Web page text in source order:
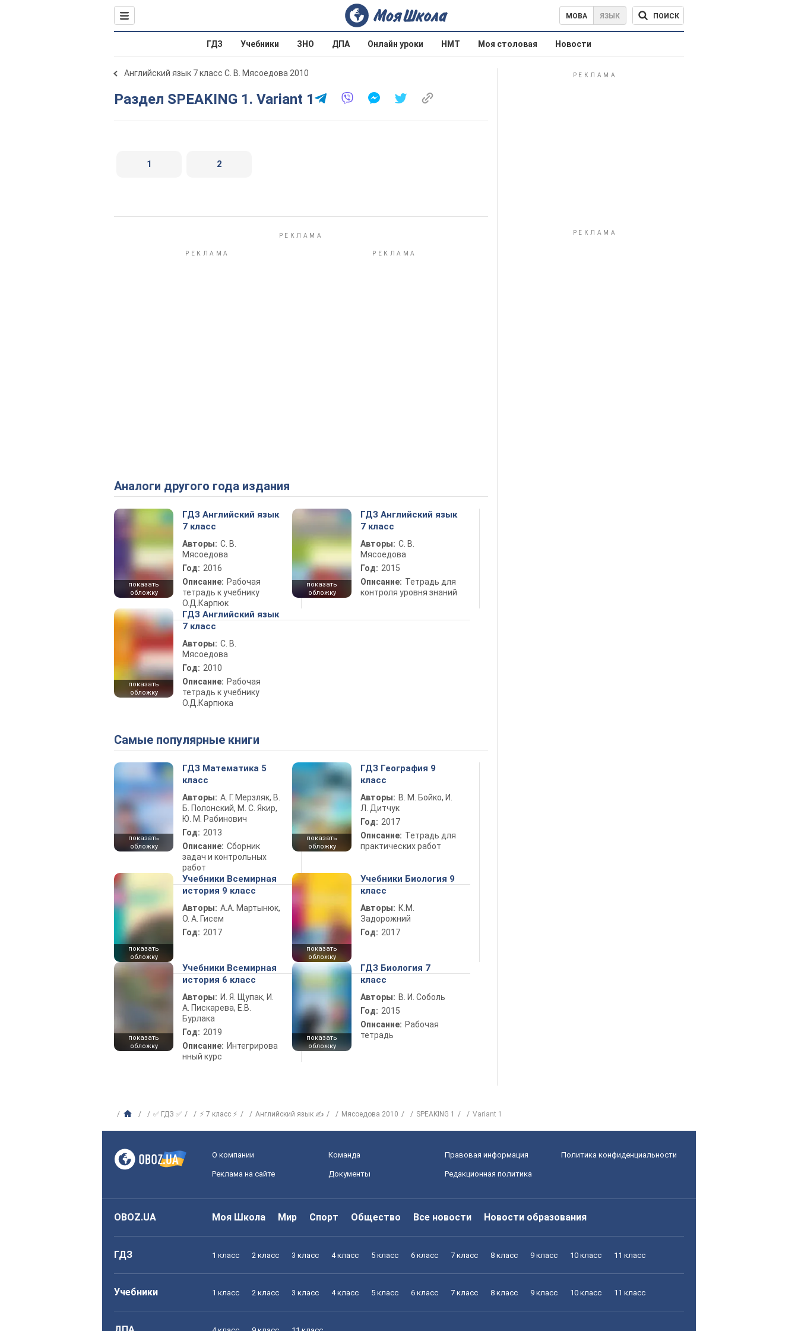
МОВА ЯЗЫК ПОИСК
ГДЗ Учебники ЗНО ДПА Онлайн уроки НМТ Моя столовая Новости
Английский язык 7 класс С. В. Мясоедова 2010
Раздел SPEAKING 1. Variant 1
1 2
Аналоги другого года издания
показать
обложку
ГДЗ Английский язык
7 класс
Авторы: С. В.
Мясоедова
Год: 2016
Описание: Рабочая
тетрадь к учебнику
О.Д.Карпюк
показать
обложку
ГДЗ Английский язык
7 класс
Авторы: С. В.
Мясоедова
Год: 2015
Описание: Тетрадь для
контроля уровня знаний
показать
обложку
ГДЗ Английский язык
7 класс
Авторы: С. В.
Мясоедова
Год: 2010
Описание: Рабочая
тетрадь к учебнику
О.Д.Карпюка
Самые популярные книги
показать
обложку
ГДЗ Математика 5
класс
Авторы: А. Г. Мерзляк, В.
Б. Полонский, М. С. Якир,
Ю. М. Рабинович
Год: 2013
Описание: Сборник
задач и контрольных
работ
показать
обложку
ГДЗ География 9
класс
Авторы: В. М. Бойко, И.
Л. Дитчук
Год: 2017
Описание: Тетрадь для
практических работ
показать
обложку
Учебники Всемирная
история 9 класс
Авторы: А.А. Мартынюк,
О. А. Гисем
Год: 2017
показать
обложку
Учебники Биология 9
класс
Авторы: К.М.
Задорожний
Год: 2017
показать
обложку
Учебники Всемирная
история 6 класс
Авторы: И. Я. Щупак, И.
А. Пискарева, Е.В.
Бурлака
Год: 2019
Описание: Интегрирова
нный курс
показать
обложку
ГДЗ Биология 7
класс
Авторы: В. И. Соболь
Год: 2015
Описание: Рабочая
тетрадь
✅ ГДЗ ✅ ⚡ 7 класс ⚡ Английский язык ✍ Мясоедова 2010 SPEAKING 1 Variant 1
О компании Команда Правовая информация Политика конфиденциальности
Реклама на сайте Документы Редакционная политика
OBOZ.UA Моя Школа Мир Спорт Общество Все новости Новости образования
ГДЗ 1 класс 2 класс 3 класс 4 класс 5 класс 6 класс 7 класс 8 класс 9 класс 10 класс 11 класс
Учебники 1 класс 2 класс 3 класс 4 класс 5 класс 6 класс 7 класс 8 класс 9 класс 10 класс 11 класс